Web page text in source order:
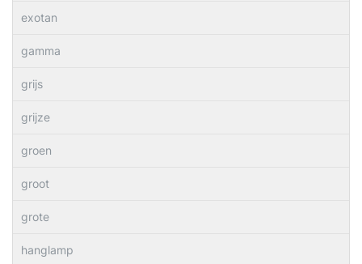
exotan
gamma
grijs
grijze
groen
groot
grote
hanglamp